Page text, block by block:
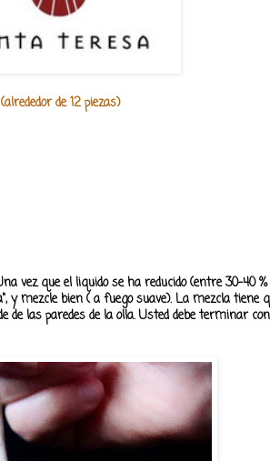
de 12 piezas)
vez que el liquido se ha reducido (entre 30-40 %
mezcle bien ( a fuego suave). La mezcla tiene
las paredes de la olla. Usted debe terminar